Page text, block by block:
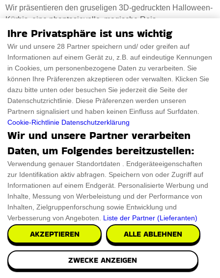
Wir präsentieren den gruseligen 3D-gedruckten Halloween-
Kürbis, eine phantasievolle, magische Reis
PRÜFEN SIE ES AUS €23.80
Ihre Privatsphäre ist uns wichtig
Wir und unsere 28 Partner speichern und/ oder greifen auf
Informationen auf einem Gerät zu, z.B. auf eindeutige Kennungen
in Cookies, um personenbezogene Daten zu verarbeiten. Sie
können Ihre Präferenzen akzeptieren oder verwalten. Klicken Sie
dazu bitte unten oder besuchen Sie jederzeit die Seite der
Datenschutzrichtlinie. Diese Präferenzen werden unseren
Partnern signalisiert und haben keinen Einfluss auf Surfdaten.
Cookie-Richtlinie Datenschutzerklärung
Wir und unsere Partner verarbeiten
Daten, um Folgendes bereitzustellen:
Verwendung genauer Standortdaten . Endgeräteeigenschaften
zur Identifikation aktiv abfragen. Speichern von oder Zugriff auf
Informationen auf einem Endgerät. Personalisierte Werbung und
Inhalte, Messung von Werbeleistung und der Performance von
Inhalten, Zielgruppenforschung sowie Entwicklung und
Verbesserung von Angeboten. Liste der Partner (Lieferanten)
AKZEPTIEREN ALLE ABLEHNEN
ZWECKE ANZEIGEN